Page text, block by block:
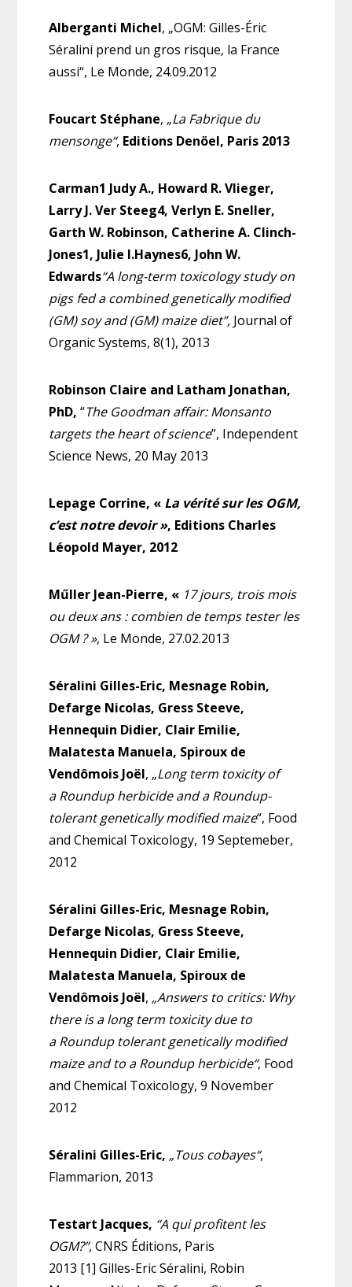
Alberganti Michel, „OGM: Gilles-Éric
Séralini prend un gros risque, la France
aussi“, Le Monde, 24.09.2012
Foucart Stéphane, „La Fabrique du
mensonge“, Editions Denöel, Paris 2013
Carman1 Judy A., Howard R. Vlieger,
Larry J. Ver Steeg4, Verlyn E. Sneller,
Garth W. Robinson, Catherine A. Clinch-
Jones1, Julie I.Haynes6, John W.
Edwards“A long-term toxicology study on
pigs fed a combined genetically modified
(GM) soy and (GM) maize diet”, Journal of
Organic Systems, 8(1), 2013
Robinson Claire and Latham Jonathan,
PhD, “The Goodman affair: Monsanto
targets the heart of science”, Independent
Science News, 20 May 2013
Lepage Corrine, « La vérité sur les OGM,
c’est notre devoir », Editions Charles
Léopold Mayer, 2012
Műller Jean-Pierre, « 17 jours, trois mois
ou deux ans : combien de temps tester les
OGM ? », Le Monde, 27.02.2013
Séralini Gilles-Eric, Mesnage Robin,
Defarge Nicolas, Gress Steeve,
Hennequin Didier, Clair Emilie,
Malatesta Manuela, Spiroux de
Vendômois Joël, „Long term toxicity of
a Roundup herbicide and a Roundup-
tolerant genetically modified maize“, Food
and Chemical Toxicology, 19 Septemeber,
2012
Séralini Gilles-Eric, Mesnage Robin,
Defarge Nicolas, Gress Steeve,
Hennequin Didier, Clair Emilie,
Malatesta Manuela, Spiroux de
Vendômois Joël, „Answers to critics: Why
there is a long term toxicity due to
a Roundup tolerant genetically modified
maize and to a Roundup herbicide“, Food
and Chemical Toxicology, 9 November
2012
Séralini Gilles-Eric, „Tous cobayes“,
Flammarion, 2013
Testart Jacques, “A qui profitent les
OGM?”, CNRS Éditions, Paris
2013 [1] Gilles-Eric Séralini, Robin